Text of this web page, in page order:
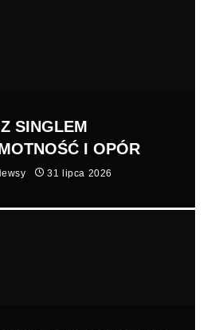
SINGLEM
I OPÓR
31 lipca 2026